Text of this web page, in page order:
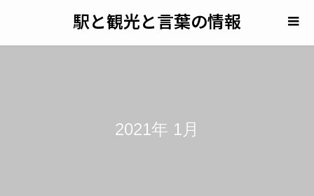
駅と観光と言葉の情報
2021年 1月